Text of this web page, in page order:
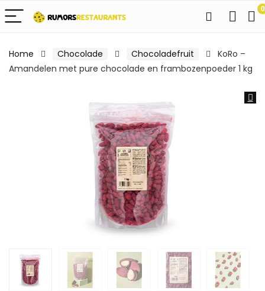
0
Home Chocolade Chocoladefruit
KoRo –
Amandelen met pure chocolade en frambozenpoeder 1 kg